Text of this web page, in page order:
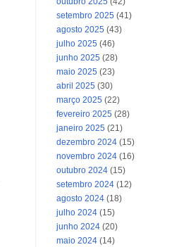
setembro 2025 (41)
agosto 2025 (43)
julho 2025 (46)
junho 2025 (28)
maio 2025 (23)
abril 2025 (30)
março 2025 (22)
fevereiro 2025 (28)
janeiro 2025 (21)
dezembro 2024 (15)
novembro 2024 (16)
outubro 2024 (15)
setembro 2024 (12)
agosto 2024 (18)
julho 2024 (15)
junho 2024 (20)
maio 2024 (14)